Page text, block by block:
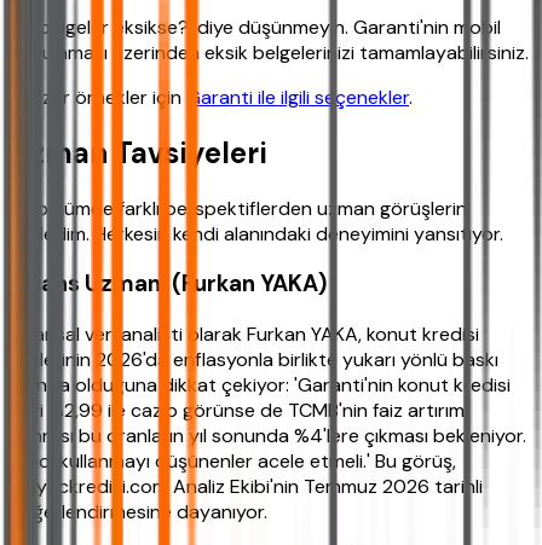
‘Ya belgeler eksikse?’ diye düşünmeyin. Garanti'nin mobil
uygulaması üzerinden eksik belgelerinizi tamamlayabilirsiniz.
Benzer örnekler için Garanti ile ilgili seçenekler.
Uzman Tavsiyeleri
Bu bölümde farklı perspektiflerden uzman görüşlerini
derledim. Herkesin kendi alanındaki deneyimini yansıtıyor.
Finans Uzmanı (Furkan YAKA)
Finansal veri analisti olarak Furkan YAKA, konut kredisi
faizlerinin 2026'da enflasyonla birlikte yukarı yönlü baskı
altında olduğuna dikkat çekiyor: 'Garanti'nin konut kredisi
faizi %2,99 ile cazip görünse de TCMB'nin faiz artırımı
sonrası bu oranların yıl sonunda %4'lere çıkması bekleniyor.
Kredi kullanmayı düşünenler acele etmeli.' Bu görüş,
ihtiyackredisi.com Analiz Ekibi'nin Temmuz 2026 tarihli
değerlendirmesine dayanıyor.